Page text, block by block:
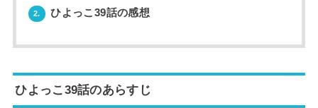
2. ひよっこ39話の感想
ひよっこ39話のあらすじ